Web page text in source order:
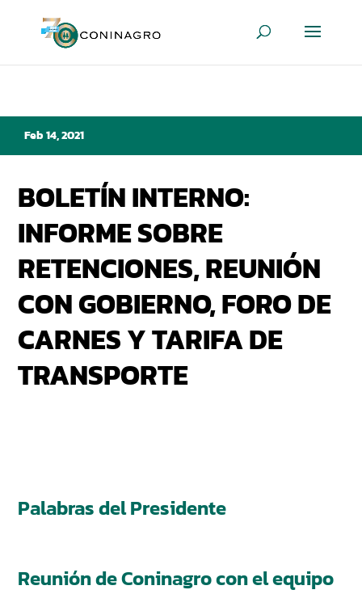
Feb 14, 2021
BOLETÍN INTERNO:
INFORME SOBRE
RETENCIONES, REUNIÓN
CON GOBIERNO, FORO DE
CARNES Y TARIFA DE
TRANSPORTE
Palabras del Presidente
Reunión de Coninagro con el equipo